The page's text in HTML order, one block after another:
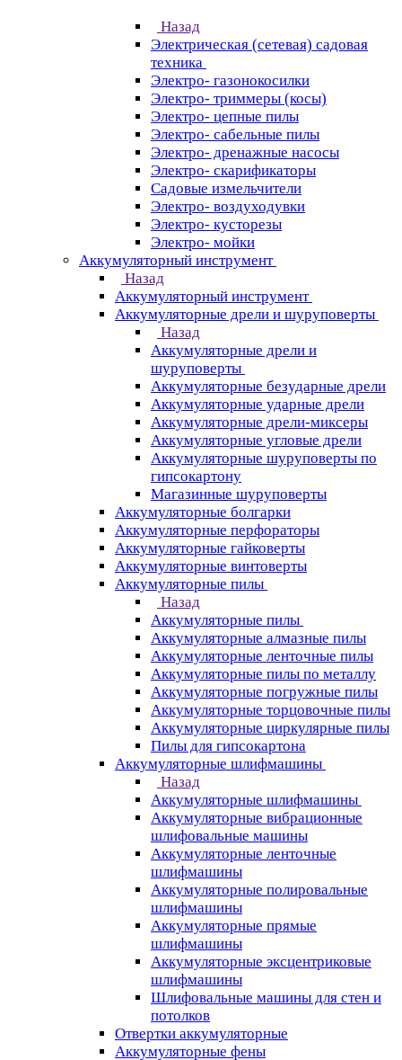
Назад
Электрическая (сетевая) садовая
техника
Электро- газонокосилки
Электро- триммеры (косы)
Электро- цепные пилы
Электро- сабельные пилы
Электро- дренажные насосы
Электро- скарификаторы
Садовые измельчители
Электро- воздуходувки
Электро- кусторезы
Электро- мойки
Аккумуляторный инструмент
Назад
Аккумуляторный инструмент
Аккумуляторные дрели и шуруповерты
Назад
Аккумуляторные дрели и
шуруповерты
Аккумуляторные безударные дрели
Аккумуляторные ударные дрели
Аккумуляторные дрели-миксеры
Аккумуляторные угловые дрели
Аккумуляторные шуруповерты по
гипсокартону
Магазинные шуруповерты
Аккумуляторные болгарки
Аккумуляторные перфораторы
Аккумуляторные гайковерты
Аккумуляторные винтоверты
Аккумуляторные пилы
Назад
Аккумуляторные пилы
Аккумуляторные алмазные пилы
Аккумуляторные ленточные пилы
Аккумуляторные пилы по металлу
Аккумуляторные погружные пилы
Аккумуляторные торцовочные пилы
Аккумуляторные циркулярные пилы
Пилы для гипсокартона
Аккумуляторные шлифмашины
Назад
Аккумуляторные шлифмашины
Аккумуляторные вибрационные
шлифовальные машины
Аккумуляторные ленточные
шлифмашины
Аккумуляторные полировальные
шлифмашины
Аккумуляторные прямые
шлифмашины
Аккумуляторные эксцентриковые
шлифмашины
Шлифовальные машины для стен и
потолков
Отвертки аккумуляторные
Аккумуляторные фены